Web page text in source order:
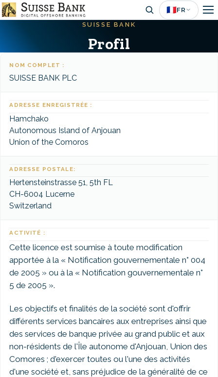
Aller
au
🇫🇷FR
SUISSE BANK
Profil
NOM COMPLET :
SUISSE BANK PLC
ADRESSE ENREGISTRÉE :
Hamchako
Autonomous Island of Anjouan
Union of the Comoros
ADRESSE POSTALE:
Hertensteinstrasse 51, 5th FL
CH-6004 Lucerne
Switzerland
ACTIVITÉ :
Cette licence est soumise à toute modification
apportée à la « Notification gouvernementale n° 004
de 2005 » ou à la « Notification gouvernementale n°
5 de 2005 ».
Les objectifs et finalités de la société sont d'offrir
différents services bancaires aux entreprises ainsi que
des services de banque privée au grand public et aux
non-résidents de l'Île autonome d'Anjouan, Union des
Comores ; d'exercer toutes ou l'une des activités
d'une société et, sans préjudice de la généralité de ce